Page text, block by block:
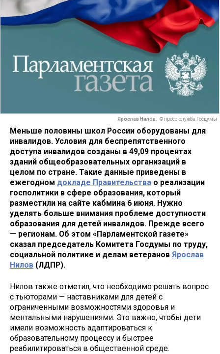
Ярослав Нилов. © пресс-служба Госдумы
Меньше половины школ России оборудованы для
инвалидов. Условия для беспрепятственного
доступа инвалидов созданы в 49,09 процентах
зданий общеобразовательных организаций в
целом по стране. Такие данные приведены в
ежегодном докладе Правительства о реализации
госполитики в сфере образования, который
разместили на сайте кабмина 6 июня. Нужно
уделять больше внимания проблеме доступности
образования для детей инвалидов. Прежде всего
— регионам. Об этом «Парламентской газете»
сказал председатель Комитета Госдумы по труду,
социальной политике и делам ветеранов Ярослав
Нилов (ЛДПР).
Нилов также отметил, что необходимо решать вопрос
с тьюторами — наставниками для детей с
ограниченными возможностями здоровья и
ментальными нарушениями. Это важно, чтобы дети
имели возможность адаптироваться к
образовательному процессу и быстрее
реабилитироваться в общественной среде.